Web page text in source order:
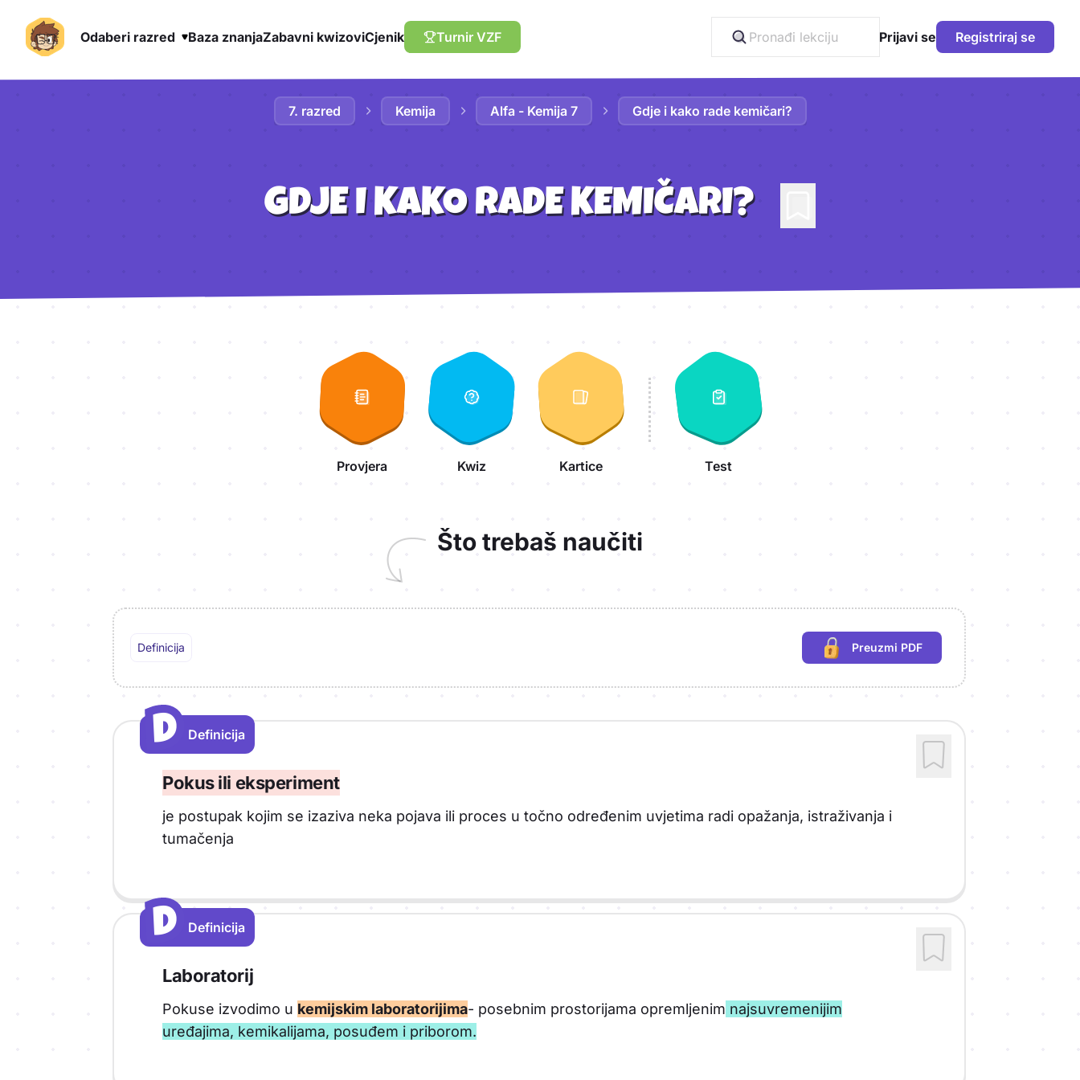
Odaberi razred Baza znanjaZabavni kwizoviCjenik Turnir VZF Prijavi se Registriraj se
7. razred
Kemija Alfa - Kemija 7 Gdje i kako rade kemičari?
GDJE I KAKO RADE KEMIČARI?
Provjera Kwiz Kartice Test
Što trebaš naučiti
Definicija Preuzmi PDF
(potrebna prijava)
D
D
Definicija
Pokus ili eksperiment
je postupak kojim se izaziva neka pojava ili proces u točno određenim uvjetima radi opažanja, istraživanja i
tumačenja
D
D
Definicija
Laboratorij
Pokuse izvodimo u kemijskim laboratorijima- posebnim prostorijama opremljenim najsuvremenijim
uređajima, kemikalijama, posuđem i priborom.